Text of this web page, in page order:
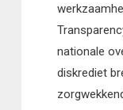
nationale
diskrediet